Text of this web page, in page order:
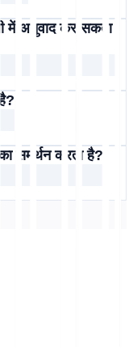
में अनुवाद कर सकता
समर्थन करता है?